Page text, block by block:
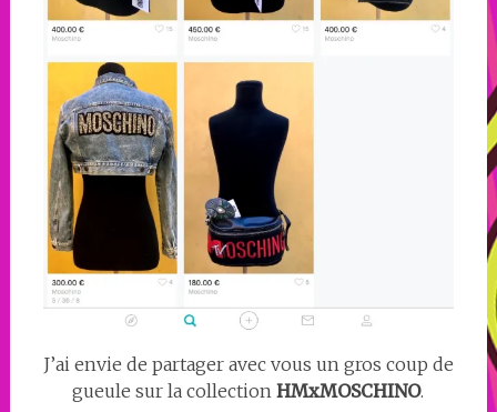
J’ai envie de partager avec vous un gros coup de
gueule sur la collectionHMxMOSCHINO.